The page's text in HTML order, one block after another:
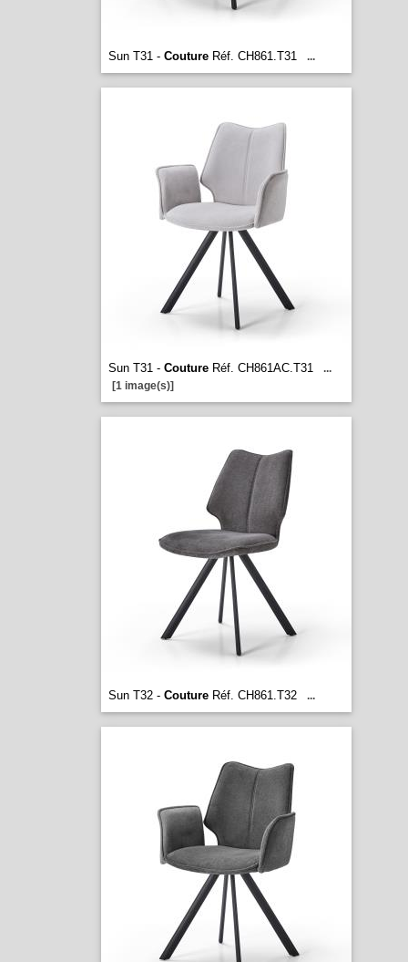
Sun T31 - CoutureRéf. CH861.T31 ...
Sun T31 - CoutureRéf. CH861AC.T31
...
[1 image(s)]
Sun T32 - CoutureRéf. CH861.T32 ...